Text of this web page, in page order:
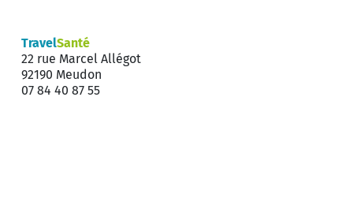
TravelSanté
22 rue Marcel Allégot
92190 Meudon
07 84 40 87 55